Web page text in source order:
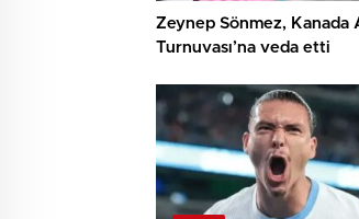
Zeynep Sönmez, Kanada
Turnuvası’na veda etti